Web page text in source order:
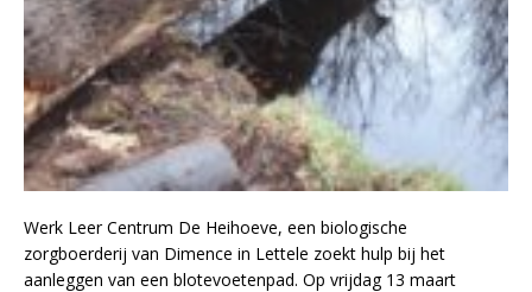
Werk Leer Centrum De Heihoeve, een biologische
zorgboerderij van Dimence in Lettele zoekt hulp bij het
aanleggen van een blotevoetenpad. Op vrijdag 13 maart